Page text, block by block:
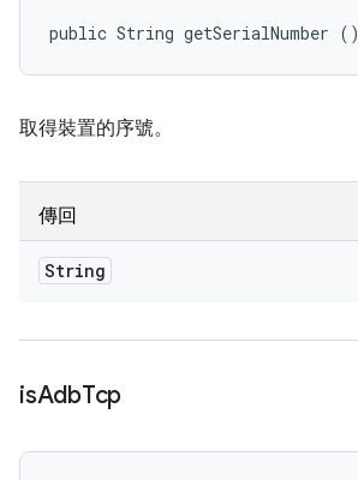
public String getSerialNumber ()
取得裝置的序號。
傳回
String
isAdbTcp